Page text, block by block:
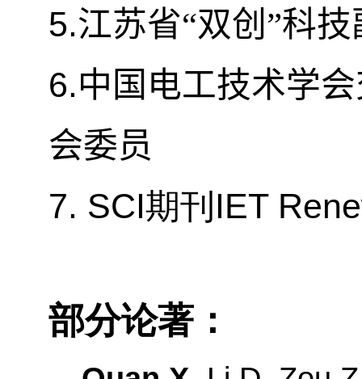
5.江苏省“双创”科技
6.中国电工技术学
会委员
7. SCI期刊 IET
部分论著：